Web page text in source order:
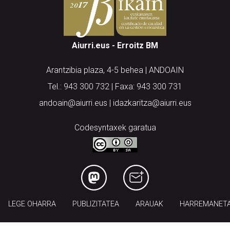
Aiurri.eus - Erroitz BM
Arantzibia plaza, 4-5 behea | ANDOAIN
Tel.: 943 300 732 | Faxa: 943 300 731
andoain@aiurri.eus | idazkaritza@aiurri.eus
Codesyntaxek garatua
LEGE OHARRA PUBLIZITATEA ARAUAK